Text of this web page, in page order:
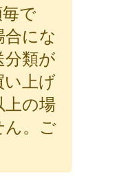
毎で
にな
分類が
上げ
上の場
ん。ご